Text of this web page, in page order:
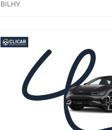
BILHY